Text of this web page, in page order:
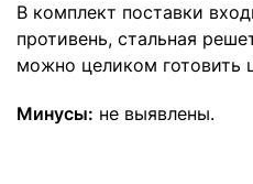
В комплект поставки
противень, стальная
можно целиком готовить
Минусы: не выявлены.